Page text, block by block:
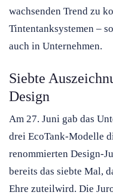
wachsenden Trend zu
Tintentanksystemen –
auch in Unternehmen.
Siebte
Design
Am 27. Juni gab das
drei EcoTank-Modelle
renommierten Design-
bereits das siebte Mal,
Ehre zuteilwird. Die